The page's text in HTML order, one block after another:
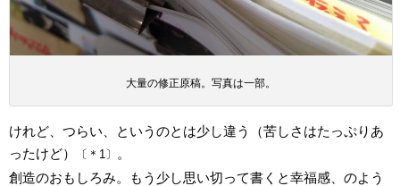
大量の修正原稿。写真は一部。
けれど、つらい、というのとは少し違う（苦しさはたっぷりあ
ったけど）
〔＊1〕
。
創造のおもしろみ。もう少し思い切って書くと幸福感、のよう